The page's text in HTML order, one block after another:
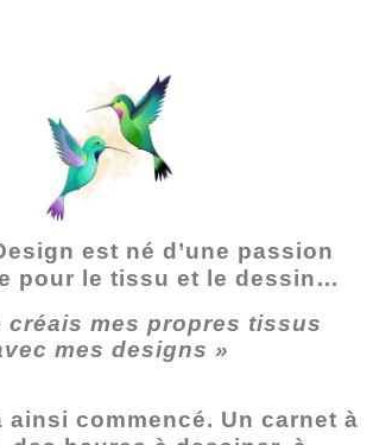
est né d’une passion
pour le tissu et le dessin…
créais mes propres tissus
mes designs »
ainsi commencé. Un carnet à